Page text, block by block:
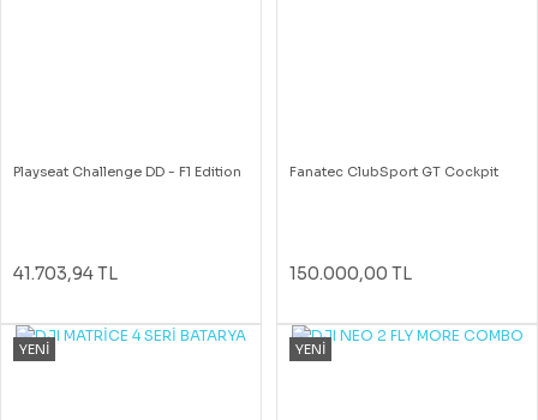
Playseat Challenge DD - F1 Edition
41.703,94 TL
Fanatec ClubSport GT Cockpit
150.000,00 TL
YENİ YENİ